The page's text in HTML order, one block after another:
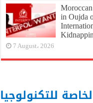
in Oujda
7 August، 2026